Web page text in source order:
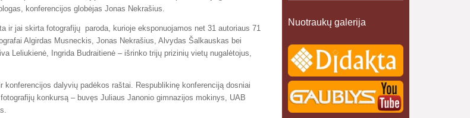
konferencijos globėjas Jonas Nekrašius.
ir jai skirta fotografijų paroda, kurioje eksponuojamos net 31 autoriaus 71
Algirdas Musneckis, Jonas Nekrašius, Alvydas Šalkauskas bei
Leliukienė, Ingrida Budraitienė – išrinko trijų prizinių vietų nugalėtojus,
dalyvių padėkos raštai. Respublikinę konferenciją dosniai
konkursą – buvęs Juliaus Janonio gimnazijos mokinys, UAB
Nuotraukų galerija